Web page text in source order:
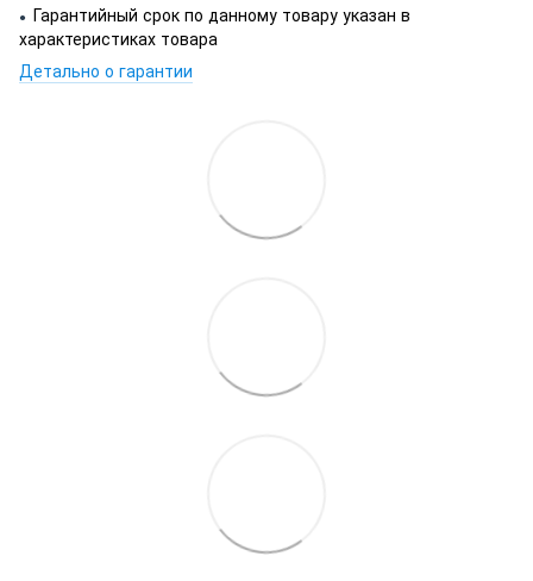
● Гарантийный срок по данному товару указан в
характеристиках товара
Детально о гарантии